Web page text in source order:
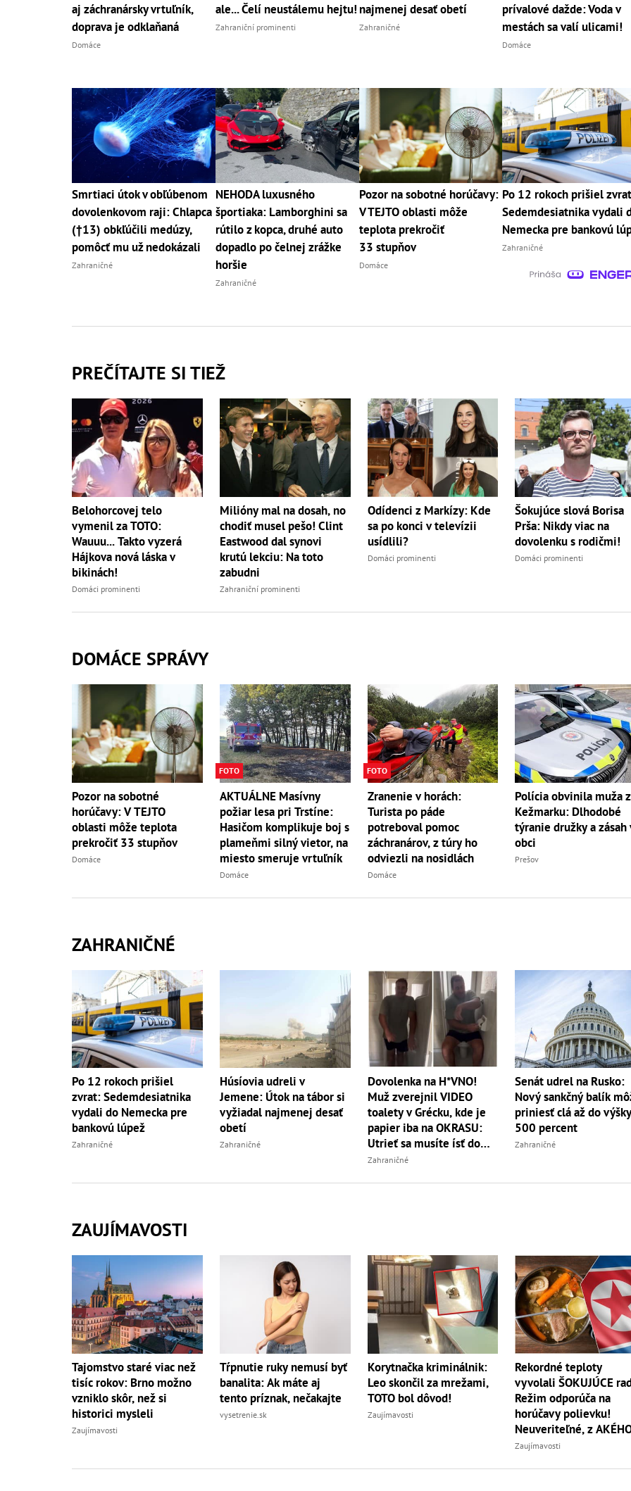
aj záchranársky vrtuľník,
doprava je odklaňaná
Domáce
ale... Čelí neustálemu hejtu!
Zahraniční prominenti
najmenej desať obetí
Zahraničné
prívalové dažde: Voda v
mestách sa valí ulicami!
Domáce
Smrtiaci útok v obľúbenom
dovolenkovom raji: Chlapca
(†13) obkľúčili medúzy,
pomôcť mu už nedokázali
Zahraničné
NEHODA luxusného
športiaka: Lamborghini sa
rútilo z kopca, druhé auto
dopadlo po čelnej zrážke
horšie
Zahraničné
Pozor na sobotné horúčavy:
V TEJTO oblasti môže
teplota prekročiť
33 stupňov
Domáce
Po 12 rokoch prišiel
Sedemdesiatnika vydali
Nemecka pre bankovú
Zahraničné
PREČÍTAJTE SI TIEŽ
Belohorcovej telo
vymenil za TOTO:
Wauuu... Takto vyzerá
Hájkova nová láska v
bikinách!
Domáci prominenti
Milióny mal na dosah, no
chodiť musel pešo! Clint
Eastwood dal synovi
krutú lekciu: Na toto
zabudni
Zahraniční prominenti
Odídenci z Markízy: Kde
sa po konci v televízii
usídlili?
Domáci prominenti
Šokujúce slová Borisa
Prša: Nikdy viac na
dovolenku s rodičmi!
Domáci prominenti
DOMÁCE SPRÁVY
Pozor na sobotné
horúčavy: V TEJTO
oblasti môže teplota
prekročiť 33 stupňov
Domáce
FOTO
AKTUÁLNE Masívny
požiar lesa pri Trstíne:
Hasičom komplikuje boj s
plameňmi silný vietor, na
miesto smeruje vrtuľník
Domáce
FOTO
Zranenie v horách:
Turista po páde
potreboval pomoc
záchranárov, z túry ho
odviezli na nosidlách
Domáce
Polícia obvinila muža z
Kežmarku: Dlhodobé
týranie družky a zásah
obci
Prešov
ZAHRANIČNÉ
Po 12 rokoch prišiel
zvrat: Sedemdesiatnika
vydali do Nemecka pre
bankovú lúpež
Zahraničné
Húsíovia udreli v
Jemene: Útok na tábor si
vyžiadal najmenej desať
obetí
Zahraničné
Dovolenka na H*VNO!
Muž zverejnil VIDEO
toalety v Grécku, kde je
papier iba na OKRASU:
Utrieť sa musíte ísť do
kuchyne
Zahraničné
Senát udrel na Rusko:
Nový sankčný balík
priniesť clá až do
500 percent
Zahraničné
ZAUJÍMAVOSTI
Tajomstvo staré viac než
tisíc rokov: Brno možno
vzniklo skôr, než si
historici mysleli
Zaujímavosti
Tŕpnutie ruky nemusí byť
banalita: Ak máte aj
tento príznak, nečakajte
vysetrenie.sk
Korytnačka kriminálnik:
Leo skončil za mrežami,
TOTO bol dôvod!
Zaujímavosti
Rekordné teploty
vyvolali ŠOKUJÚCE
Režim odporúča na
horúčavy polievku!
Neuveriteľné, z
zvierata
Zaujímavosti